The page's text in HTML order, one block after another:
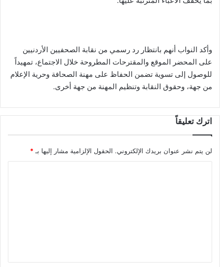
وأكد النواب أنهم بانتظار رد رسمي من نقابة الصحفيين الأردنيين
على المحضر الموقع والمقترحات المطروحة خلال الاجتماع، تمهيداً
للوصول إلى تسوية تضمن الحفاظ على مهنة الصحافة وحرية الإعلام
من جهة، وحقوق النقابة وتنظيم المهنة من جهة أخرى.
اترك تعليقاً
لن يتم نشر عنوان بريدك الإلكتروني. الحقول الإلزامية مشار إليها بـ *